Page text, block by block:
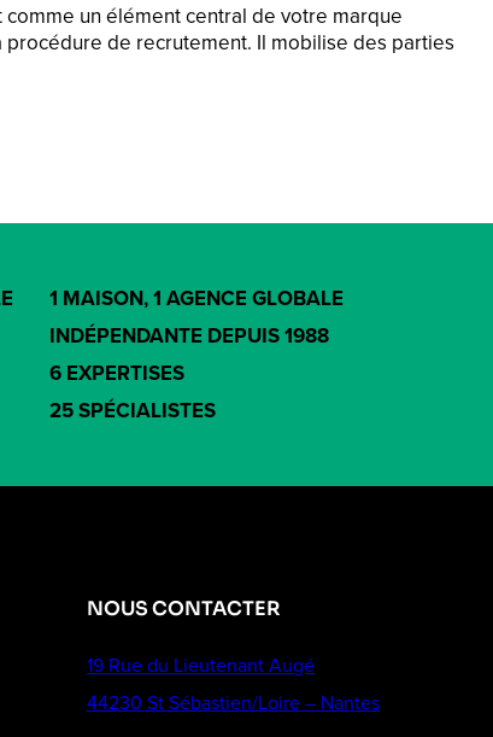
un élément central de votre marque
de recrutement. Il mobilise des parties
1 MAISON, 1 AGENCE GLOBALE
INDÉPENDANTE DEPUIS 1988
6 EXPERTISES
25 SPÉCIALISTES
NOUS CONTACTER
19 Rue du Lieutenant Augé
44230 St Sébastien/Loire – Nantes